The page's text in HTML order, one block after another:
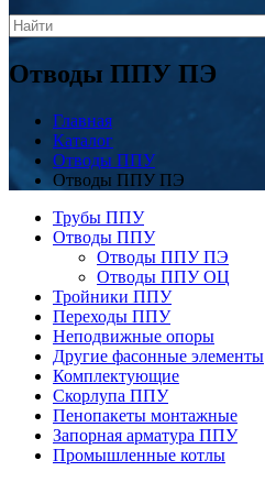
Отводы ППУ ПЭ
Главная
Каталог
Отводы ППУ
Отводы ППУ ПЭ
Трубы ППУ
Отводы ППУ
Отводы ППУ ПЭ
Отводы ППУ ОЦ
Тройники ППУ
Переходы ППУ
Неподвижные опоры
Другие фасонные элементы
Комплектующие
Скорлупа ППУ
Пенопакеты монтажные
Запорная арматура ППУ
Промышленные котлы